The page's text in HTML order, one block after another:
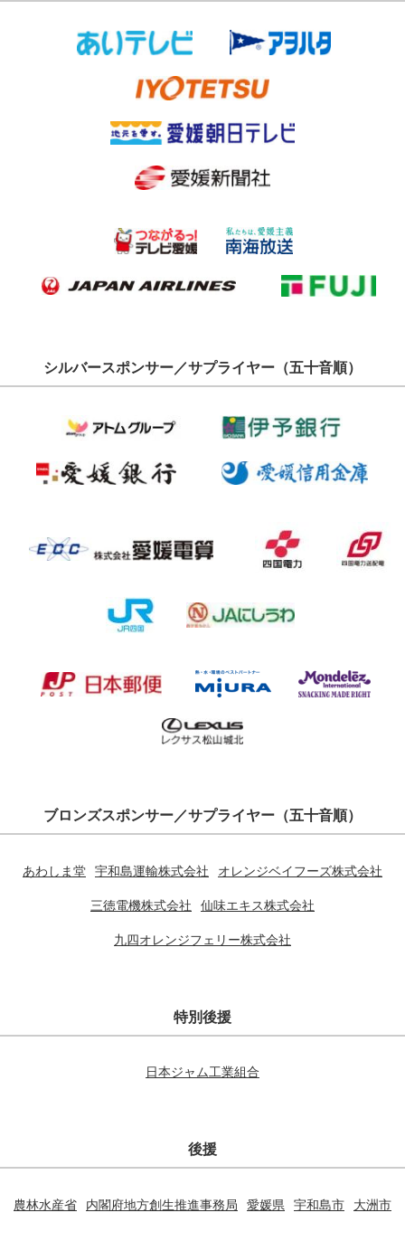
シルバースポンサー／サプライヤー（五十音順）
ブロンズスポンサー／サプライヤー（五十音順）
あわしま堂 宇和島運輸株式会社 オレンジベイフーズ株式会社
三徳電機株式会社 仙味エキス株式会社
九四オレンジフェリー株式会社
特別後援
日本ジャム工業組合
後援
農林水産省 内閣府地方創生推進事務局 愛媛県 宇和島市 大洲市